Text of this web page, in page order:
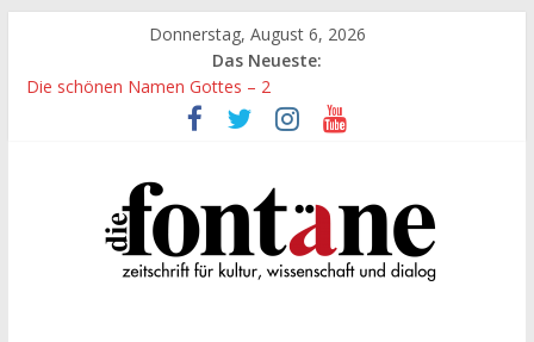
springen
Donnerstag, August 6, 2026
Das Neueste:
Die schönen Namen Gottes – 2
Werte, denen größte Sorgfalt entgegengebracht werden muss
Die schönen Namen Gottes
„Kind“ seiner Zeit sein